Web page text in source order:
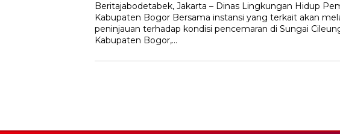
Beritajabodetabek, Jakarta – Dinas Lingkungan Hidup
Kabupaten Bogor Bersama instansi yang terkait akan
peninjauan terhadap kondisi pencemaran di Sungai
Kabupaten Bogor,…